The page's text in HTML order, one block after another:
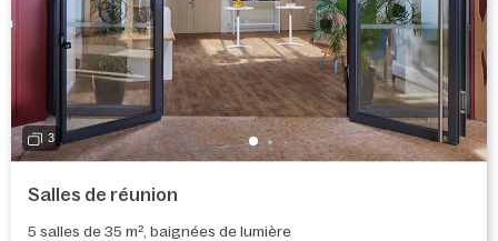
3
Salles de réunion
5 salles de 35 m², baignées de lumière